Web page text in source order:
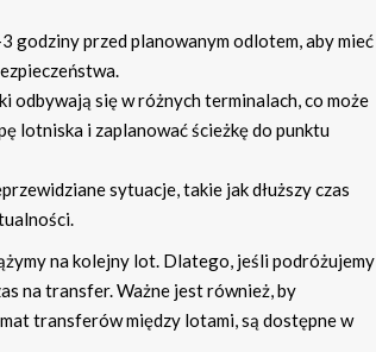
godziny przed planowanym odlotem, aby mieć
się w różnych terminalach, co może
lotniska i zaplanować ścieżkę do punktu
sytuacje, takie jak dłuższy czas
na kolejny lot. Dlatego, jeśli podróżujemy
na transfer. Ważne jest również, by
transferów między lotami, są dostępne w